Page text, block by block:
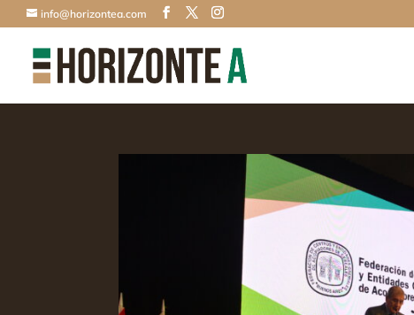
info@horizontea.com